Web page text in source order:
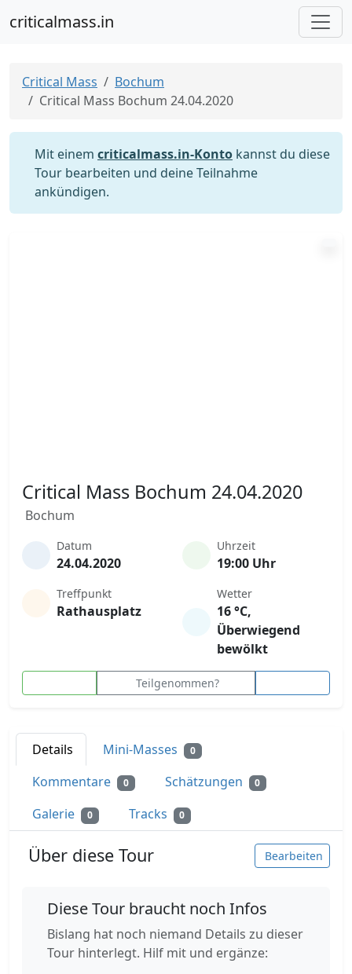
criticalmass.in
Critical Mass
Bochum
Critical Mass Bochum 24.04.2020
Mit einem criticalmass.in-Konto kannst du diese
Tour bearbeiten und deine Teilnahme
ankündigen.
Critical Mass Bochum 24.04.2020
Bochum
Datum
24.04.2020
Uhrzeit
19:00 Uhr
Treffpunkt
Rathausplatz
Wetter
16 °C,
Überwiegend
bewölkt
Teilgenommen?
Details Mini-Masses 0
Kommentare 0 Schätzungen 0
Galerie 0 Tracks 0
Über diese Tour Bearbeiten
Diese Tour braucht noch Infos
Bislang hat noch niemand Details zu dieser
Tour hinterlegt. Hilf mit und ergänze: